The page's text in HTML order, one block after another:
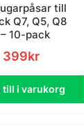
till
Q7, Q5, Q8
10-pack
399kr
till i varukorg